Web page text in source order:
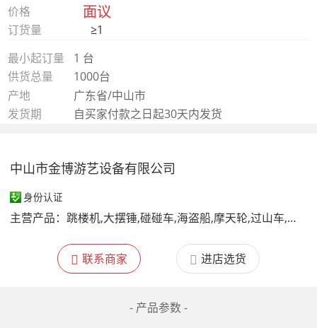
价格 面议
订货量
≥1
最小起订量
1 台
供货总量
1000台
产地
广东省/中山市
发货期
自买家付款之日起30天内发货
中山市金博游艺设备有限公司
身份认证
主营产品： 跳楼机,大摆锤,碰碰车,海盗船,摩天轮,过山车,小火车,自控飞机,神州飞碟,太空漫步,豪华转马,摇头飞椅
联系商家 进店选货
- 产品参数 -